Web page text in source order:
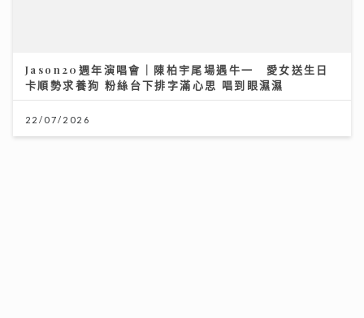
Jason20週年演唱會｜陳柏宇尾場遇牛一 愛女送生日
卡順勢求養狗 粉絲台下排字滿心思 唱到眼濕濕
22/07/2026